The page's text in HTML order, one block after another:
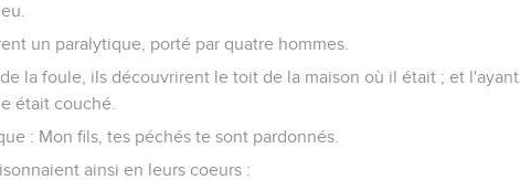
un paralytique, porté par quatre hommes.
la foule, ils découvrirent le toit de la maison où il était ; et l'ayant
était couché.
: Mon fils, tes péchés te sont pardonnés.
ainsi en leurs coeurs :